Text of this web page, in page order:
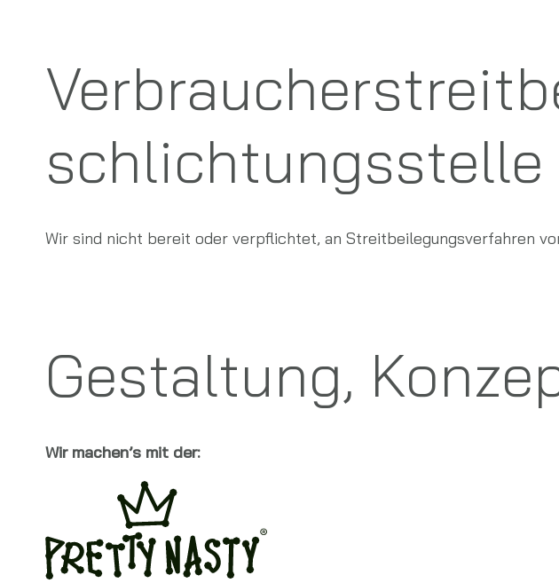
schlichtungs­stelle
Wir sind nicht bereit oder verpflichtet, an Streitbeilegungsverfahren
Gestaltung,
Wir machen’s mit der: